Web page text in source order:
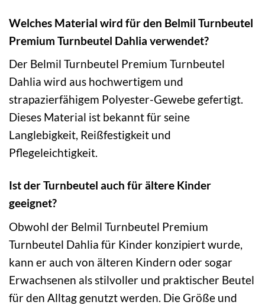
Welches Material wird für den Belmil Turnbeutel
Premium Turnbeutel Dahlia verwendet?
Der Belmil Turnbeutel Premium Turnbeutel
Dahlia wird aus hochwertigem und
strapazierfähigem Polyester-Gewebe gefertigt.
Dieses Material ist bekannt für seine
Langlebigkeit, Reißfestigkeit und
Pflegeleichtigkeit.
Ist der Turnbeutel auch für ältere Kinder
geeignet?
Obwohl der Belmil Turnbeutel Premium
Turnbeutel Dahlia für Kinder konzipiert wurde,
kann er auch von älteren Kindern oder sogar
Erwachsenen als stilvoller und praktischer Beutel
für den Alltag genutzt werden. Die Größe und